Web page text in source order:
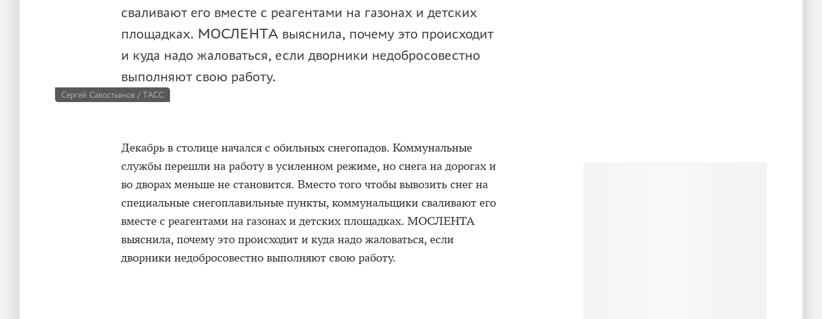
сваливают его вместе с реагентами на газонах и детских
площадках. МОСЛЕНТА выяснила, почему это происходит
и куда надо жаловаться, если дворники недобросовестно
выполняют свою работу.
Сергей Савостьянов / ТАСС
Декабрь в столице начался с обильных снегопадов. Коммунальные
службы перешли на работу в усиленном режиме, но снега на дорогах и
во дворах меньше не становится. Вместо того чтобы вывозить снег на
специальные снегоплавильные пункты, коммунальщики сваливают его
вместе с реагентами на газонах и детских площадках. МОСЛЕНТА
выяснила, почему это происходит и куда надо жаловаться, если
дворники недобросовестно выполняют свою работу.